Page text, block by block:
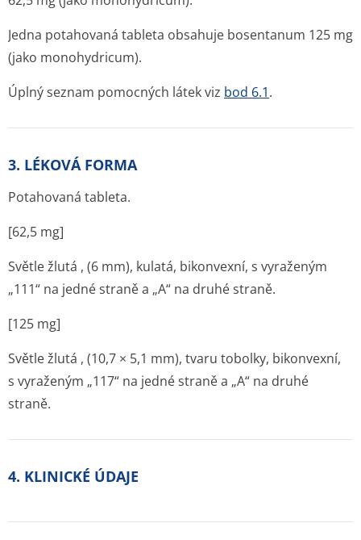
Jedna potahovaná tableta obsahuje bosentanum 125 mg
(jako monohydricum).
Úplný seznam pomocných látek viz bod 6.1.
3. LÉKOVÁ FORMA
Potahovaná tableta.
[62,5 mg]
Světle žlutá , (6 mm), kulatá, bikonvexní, s vyraženým
„111“ na jedné straně a „A“ na druhé straně.
[125 mg]
Světle žlutá , (10,7 × 5,1 mm), tvaru tobolky, bikonvexní,
s vyraženým „117“ na jedné straně a „A“ na druhé
straně.
4. KLINICKÉ ÚDAJE